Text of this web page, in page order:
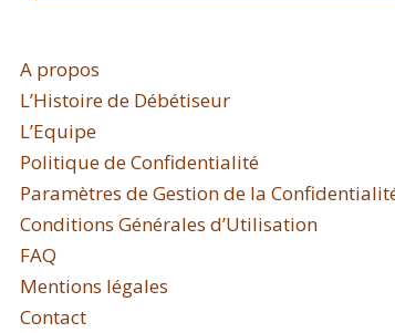
A propos
L’Histoire de Débétiseur
L’Equipe
Politique de Confidentialité
Paramètres de Gestion de la
Conditions Générales d’Utilisation
FAQ
Mentions légales
Contact